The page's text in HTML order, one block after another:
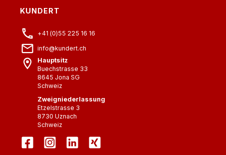
KUNDERT
+41 (0)55 225 16 16
info@kundert.ch
Hauptsitz
Buechstrasse 33
8645 Jona SG
Schweiz
Zweigniederlassung
Etzelstrasse 3
8730 Uznach
Schweiz